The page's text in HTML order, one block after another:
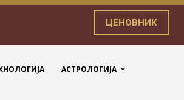
ЦЕНОВНИК
АСТРОЛОГИЈА